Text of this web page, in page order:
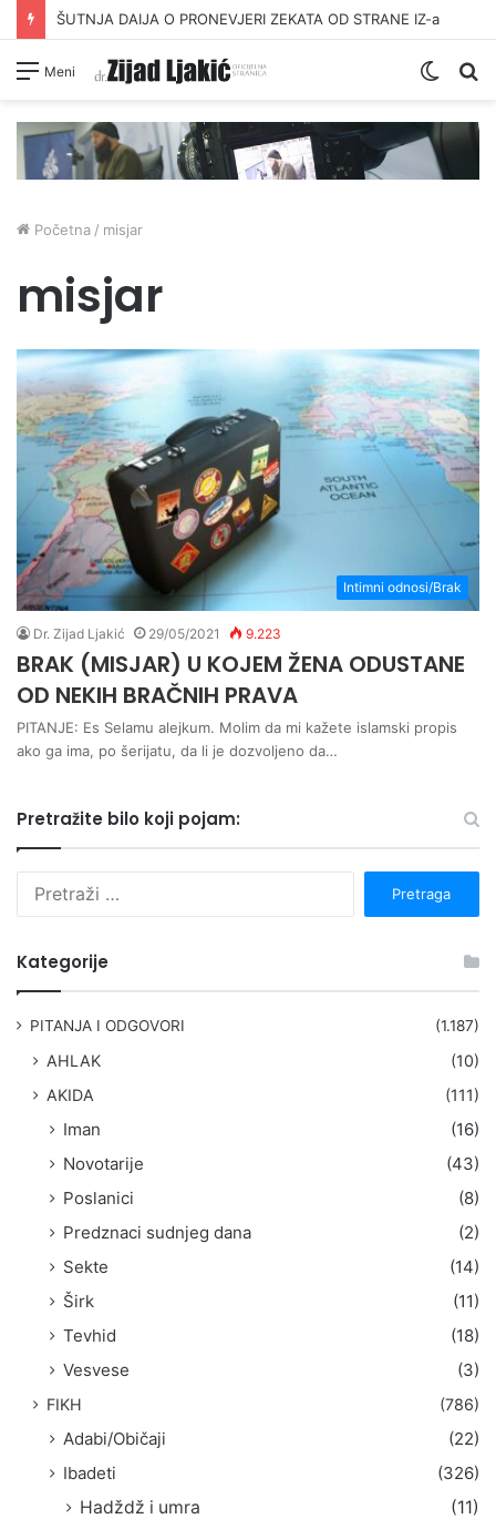
ŠUTNJA DAIJA O PRONEVJERI ZEKATA OD STRANE IZ-a
Meni
Switch
Početna / misjar
misjar
Intimni odnosi/Brak
Dr. Zijad Ljakić 29/05/2021 9.223
BRAK (MISJAR) U KOJEM ŽENA ODUSTANE
OD NEKIH BRAČNIH PRAVA
PITANJE: Es Selamu alejkum. Molim da mi kažete islamski propis
ako ga ima, po šerijatu, da li je dozvoljeno da…
Pretražite bilo koji pojam:
Kategorije
PITANJA I ODGOVORI (1.187)
AHLAK
(10)
AKIDA
(111)
Iman
(16)
Novotarije
(43)
Poslanici
(8)
Predznaci sudnjeg dana
(2)
Sekte
(14)
Širk
(11)
Tevhid
(18)
Vesvese
(3)
FIKH (786)
Adabi/Običaji
(22)
Ibadeti
(326)
Hadždž i umra
(11)